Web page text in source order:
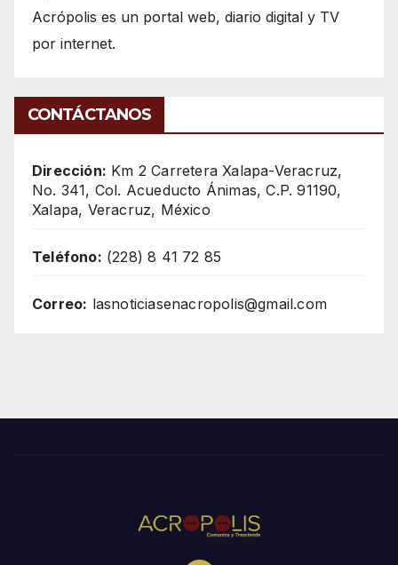
Acrópolis es un portal web, diario digital y TV
por internet.
CONTÁCTANOS
Dirección: Km 2 Carretera Xalapa-Veracruz,
No. 341, Col. Acueducto Ánimas, C.P. 91190,
Xalapa, Veracruz, México
Teléfono: (228) 8 41 72 85
Correo: lasnoticiasenacropolis@gmail.com